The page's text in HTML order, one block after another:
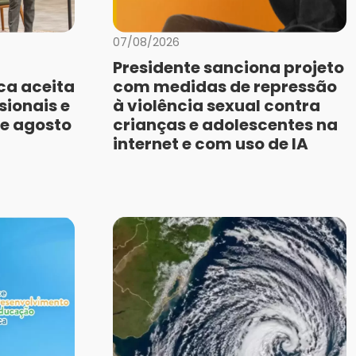
aceita
e
agosto
07/08/2026
Presidente sanciona projeto
com medidas de repressão
à violência sexual contra
crianças e adolescentes na
internet e com uso de IA